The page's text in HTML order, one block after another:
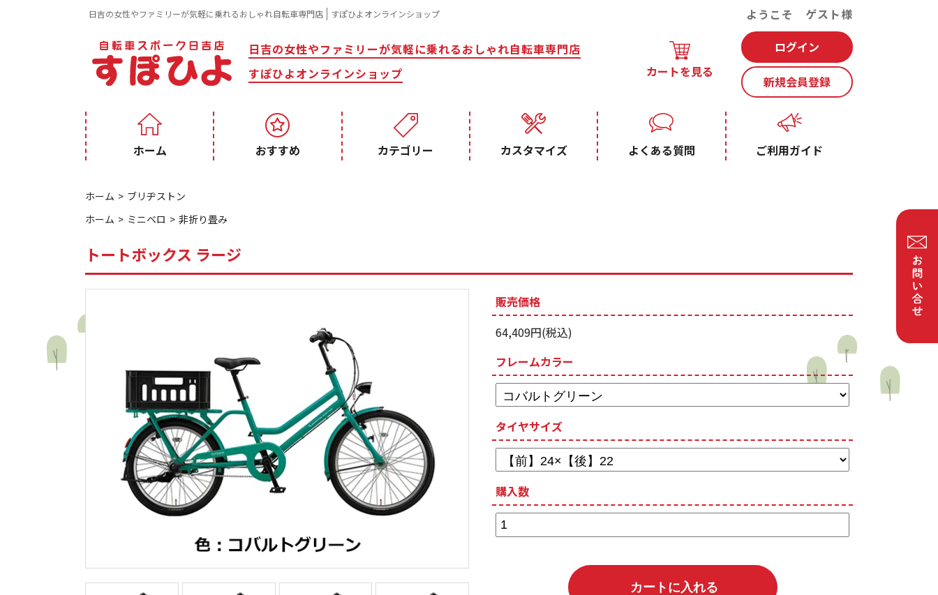
日吉の女性やファミリーが気軽に乗れるおしゃれ自転車専門店 すぽひよオンラインショップ ようこそ ゲスト様
日吉の女性やファミリーが気軽に乗れるおしゃれ自転車専門店
すぽひよオンラインショップ
カートを見る
ログイン
新規会員登録
ホーム おすすめ カテゴリー カスタマイズ よくある質問 ご利用ガイド
ホーム
ブリヂストン
ホーム
ミニベロ 非折り畳み
トートボックス ラージ
販売価格
64,409円(税込)
フレームカラー
タイヤサイズ
購入数